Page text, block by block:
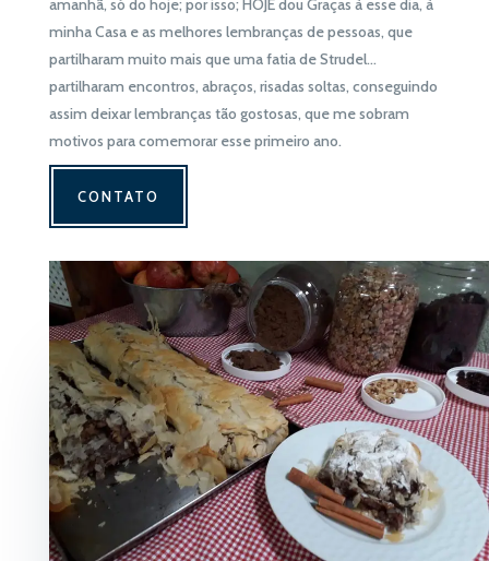
amanhã, só do hoje; por isso; HOJE dou Graças à esse dia, à
minha Casa e as melhores lembranças de pessoas, que
partilharam muito mais que uma fatia de Strudel…
partilharam encontros, abraços, risadas soltas, conseguindo
assim deixar lembranças tão gostosas, que me sobram
motivos para comemorar esse primeiro ano.
CONTATO